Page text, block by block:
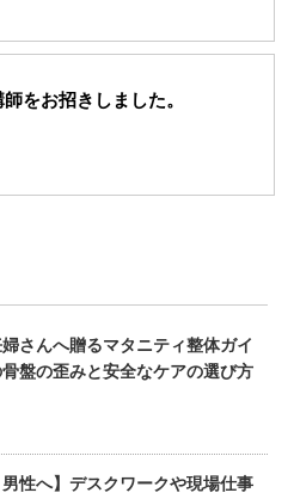
をお招きしました。
さんへ贈るマタニティ整体ガイ
骨盤の歪みと安全なケアの選び方
男性へ】デスクワークや現場仕事